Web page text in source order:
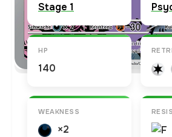
Stage 1
HP
140
WEAKNESS
×2